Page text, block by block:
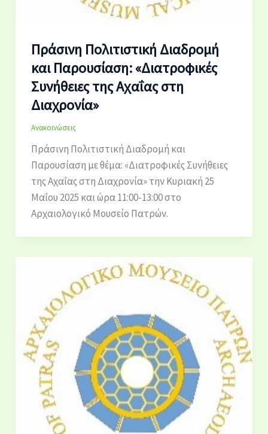
Πράσινη Πολιτιστική Διαδρομή
και Παρουσίαση: «Διατροφικές
Συνήθειες της Αχαΐας στη
Διαχρονία»
Ανακοινώσεις
Πράσινη Πολιτιστική Διαδρομή και
Παρουσίαση με θέμα: «Διατροφικές Συνήθειες
της Αχαΐας στη Διαχρονία» την Κυριακή 25
Μαΐου 2025 και ώρα 11:00-13:00 στο
Αρχαιολογικό Μουσείο Πατρών.